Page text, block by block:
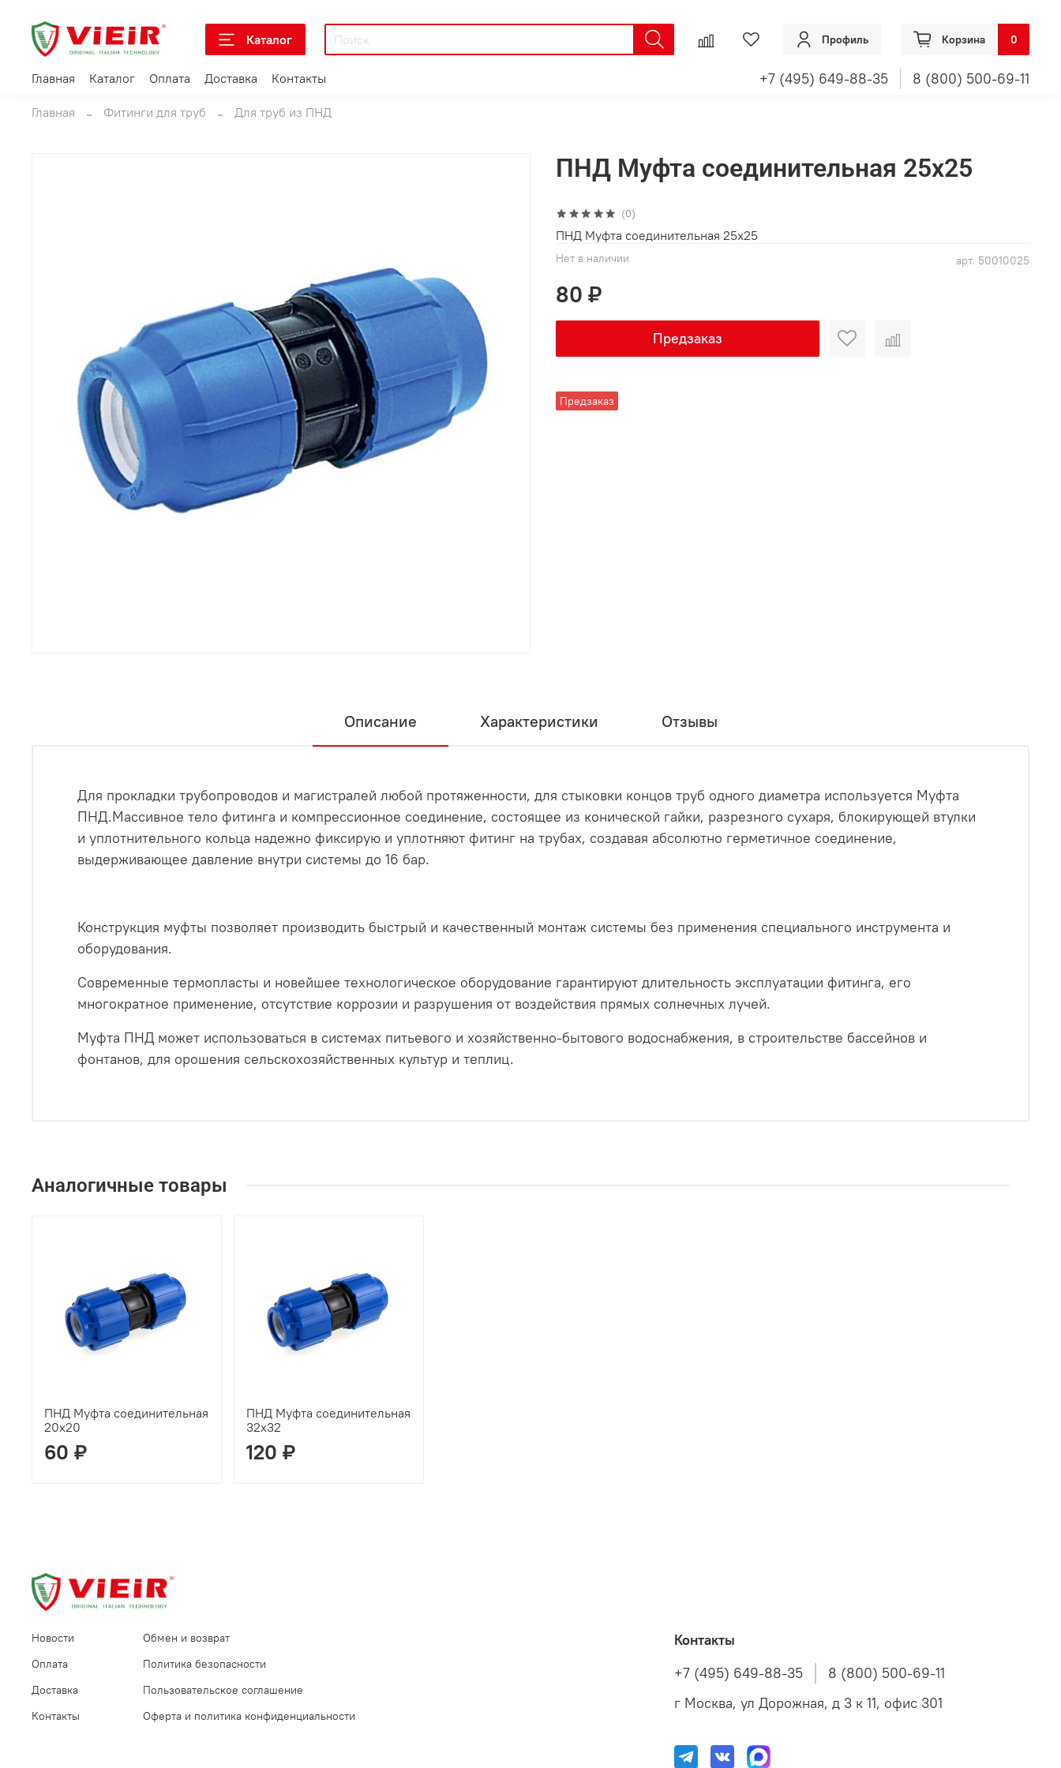
Каталог Профиль Корзина 0
Главная Каталог Оплата Доставка Контакты +7 (495) 649-88-35 8 (800) 500-69-11
Главная Фитинги для труб Для труб из ПНД
(0)
арт. 50010025
Нет в наличии
Предзаказ
ПНД Муфта соединительная 25x25
80 ₽
Предзаказ
ПНД Муфта соединительная 25x25
Описание Характеристики Отзывы
Для прокладки трубопроводов и магистралей любой протяженности, для стыковки концов труб одного диаметра используется Муфта
ПНД.Массивное тело фитинга и компрессионное соединение, состоящее из конической гайки, разрезного сухаря, блокирующей втулки
и уплотнительного кольца надежно фиксирую и уплотняют фитинг на трубах, создавая абсолютно герметичное соединение,
выдерживающее давление внутри системы до 16 бар.
Конструкция муфты позволяет производить быстрый и качественный монтаж системы без применения специального инструмента и
оборудования.
Современные термопласты и новейшее технологическое оборудование гарантируют длительность эксплуатации фитинга, его
многократное применение, отсутствие коррозии и разрушения от воздействия прямых солнечных лучей.
Муфта ПНД может использоваться в системах питьевого и хозяйственно-бытового водоснабжения, в строительстве бассейнов и
фонтанов, для орошения сельскохозяйственных культур и теплиц.
Аналогичные товары
ПНД Муфта соединительная
20x20
60 ₽
ПНД Муфта соединительная
32х32
120 ₽
Новости
Оплата
Доставка
Контакты
Обмен и возврат
Политика безопасности
Пользовательское соглашение
Оферта и политика конфиденциальности
Контакты
+7 (495) 649-88-35
8 (800) 500-69-11
г Москва, ул Дорожная, д 3 к 11, офис 301